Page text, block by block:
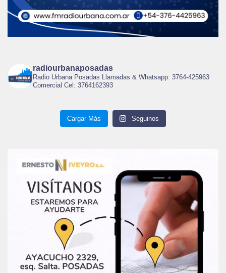
radiourbanaposadas
Radio Urbana Posadas Llamadas & Whatsapp: 3764-425963
Comercial Cel: 3764162393
Cargar Más Seguinos